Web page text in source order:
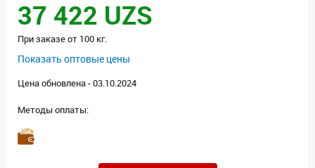
37 422 UZS
При заказе от 100 кг.
Показать оптовые цены
Цена обновлена - 03.10.2024
Методы оплаты: